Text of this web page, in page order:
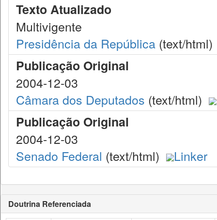
Texto Atualizado
Multivigente
Presidência da República (text/html)
Publicação Original
2004-12-03
Câmara dos Deputados (text/html)
Publicação Original
2004-12-03
Senado Federal (text/html) Linker
Doutrina Referenciada